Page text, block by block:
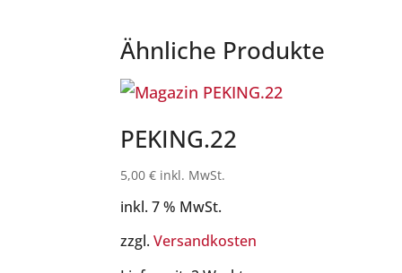
Ähnliche Produkte
PEKING.22
5,00€ inkl. MwSt.
inkl. 7 % MwSt.
zzgl.Versandkosten